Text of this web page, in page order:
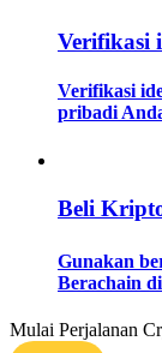
Strategi
Pelajari cara
Verifikasi
Verifikasi
pribadi
Beli
Gunakan
Berachain
Mulai Perjalanan